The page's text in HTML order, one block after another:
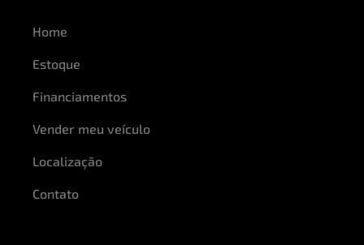
Home
Estoque
Financiamentos
Vender meu veículo
Localização
Contato